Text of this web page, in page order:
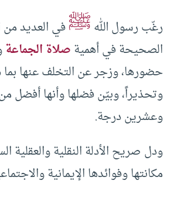
رغّب رسول اللهﷺفي العديد من
الصحيحة في أهميةصلاة الجماعة
حضورها، وزجر عن التخلف عنها بما
وتحذيراً، وبيّن فضلها وأنها أفضل
وعشرين درجة.
ودل صريح الأدلة النقلية والعقلية
مكانتها وفوائدها الإيمانية